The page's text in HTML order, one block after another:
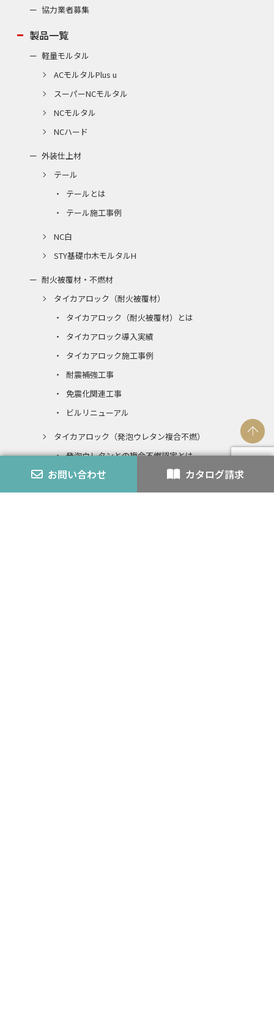
お問い合わせ カタログ請求
協力業者募集
製品一覧
軽量モルタル
ACモルタルPlus u
スーパーNCモルタル
NCモルタル
NCハード
外装仕上材
テール
テールとは
テール施工事例
NC白
STY基礎巾木モルタルH
耐火被覆材・不燃材
タイカアロック（耐火被覆材）
タイカアロック（耐火被覆材）とは
タイカアロック導入実績
タイカアロック施工事例
耐震補強工事
免震化関連工事
ビルリニューアル
タイカアロック（発泡ウレタン複合不燃）
発泡ウレタンとの複合不燃認定とは
エコアロック